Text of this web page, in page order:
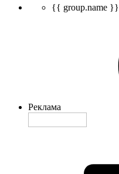
{{ group.name }}
Реклама